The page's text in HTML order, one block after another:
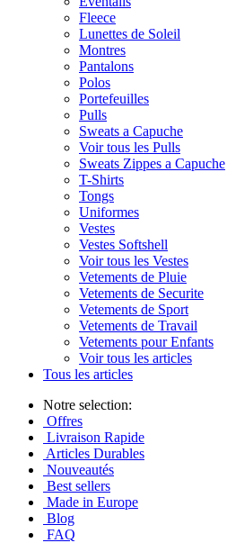
Fleece
Lunettes de Soleil
Montres
Pantalons
Polos
Portefeuilles
Pulls
Sweats a Capuche
Voir tous les Pulls
Sweats Zippes a Capuche
T-Shirts
Tongs
Uniformes
Vestes
Vestes Softshell
Voir tous les Vestes
Vetements de Pluie
Vetements de Securite
Vetements de Sport
Vetements de Travail
Vetements pour Enfants
Voir tous les articles
Tous les articles
Notre selection:
Offres
Livraison Rapide
Articles Durables
Nouveautés
Best sellers
Made in Europe
Blog
FAQ